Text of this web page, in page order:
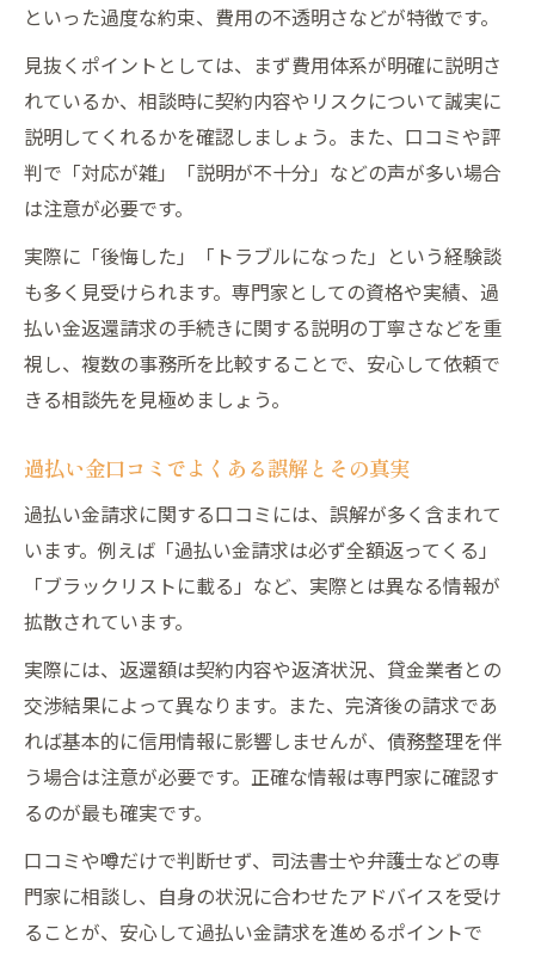
といった過度な約束、費用の不透明さなどが特徴です。
見抜くポイントとしては、まず費用体系が明確に説明さ
れているか、相談時に契約内容やリスクについて誠実に
説明してくれるかを確認しましょう。また、口コミや評
判で「対応が雑」「説明が不十分」などの声が多い場合
は注意が必要です。
実際に「後悔した」「トラブルになった」という経験談
も多く見受けられます。専門家としての資格や実績、過
払い金返還請求の手続きに関する説明の丁寧さなどを重
視し、複数の事務所を比較することで、安心して依頼で
きる相談先を見極めましょう。
過払い金口コミでよくある誤解とその真実
過払い金請求に関する口コミには、誤解が多く含まれて
います。例えば「過払い金請求は必ず全額返ってくる」
「ブラックリストに載る」など、実際とは異なる情報が
拡散されています。
実際には、返還額は契約内容や返済状況、貸金業者との
交渉結果によって異なります。また、完済後の請求であ
れば基本的に信用情報に影響しませんが、債務整理を伴
う場合は注意が必要です。正確な情報は専門家に確認す
るのが最も確実です。
口コミや噂だけで判断せず、司法書士や弁護士などの専
門家に相談し、自身の状況に合わせたアドバイスを受け
ることが、安心して過払い金請求を進めるポイントで